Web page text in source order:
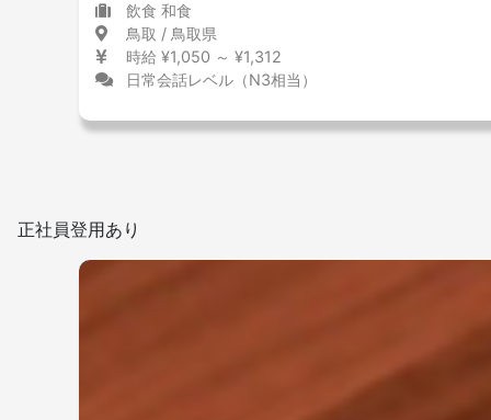
飲食 和食
鳥取 / 鳥取県
時給 ¥1,050 ～ ¥1,312
日常会話レベル（N3相当）
正社員登用あり